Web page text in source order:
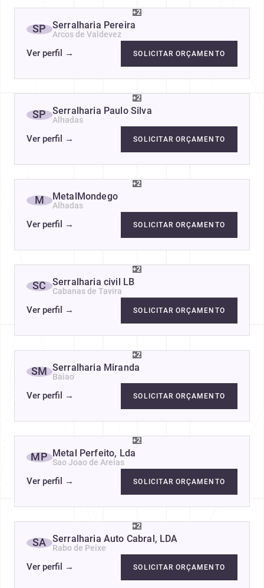
+2
SP Serralharia Pereira
Arcos de Valdevez
Ver perfil → SOLICITAR ORÇAMENTO
+2
SP Serralharia Paulo Silva
Alhadas
Ver perfil → SOLICITAR ORÇAMENTO
+2
M MetalMondego
Alhadas
Ver perfil → SOLICITAR ORÇAMENTO
+2
SC Serralharia civil LB
Cabanas de Tavira
Ver perfil → SOLICITAR ORÇAMENTO
+2
SM Serralharia Miranda
Baiao
Ver perfil → SOLICITAR ORÇAMENTO
+2
MP Metal Perfeito, Lda
Sao Joao de Areias
Ver perfil → SOLICITAR ORÇAMENTO
+2
SA Serralharia Auto Cabral, LDA
Rabo de Peixe
Ver perfil → SOLICITAR ORÇAMENTO